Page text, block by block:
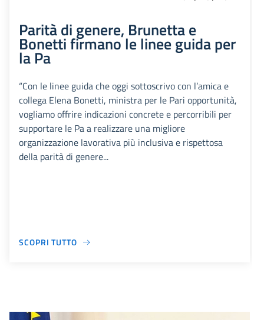
Parità di genere, Brunetta e
Bonetti firmano le linee guida per
la Pa
“Con le linee guida che oggi sottoscrivo con l’amica e
collega Elena Bonetti, ministra per le Pari opportunità,
vogliamo offrire indicazioni concrete e percorribili per
supportare le Pa a realizzare una migliore
organizzazione lavorativa più inclusiva e rispettosa
della parità di genere...
SCOPRI TUTTO